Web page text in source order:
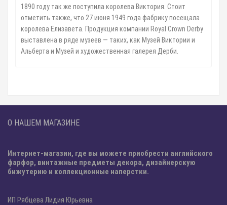
1890 году так же поступила королева Виктория. Стоит
отметить также, что 27 июня 1949 года фабрику посещала
королева Елизавета. Продукция компании Royal Crown Derby
выставлена в ряде музеев — таких, как Музей Виктории и
Альберта и Музей и художественная галерея Дерби.
О НАШЕМ МАГАЗИНЕ
Интернет-магазин, где вы можете приобрести английского
фарфор, винтажные предметы декора, дизайнерскую
бижутерию и коллекционные наперстки.
ИП Рябцева Лидия Юрьевна